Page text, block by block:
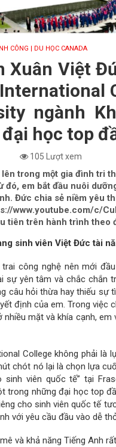
CÔNG | DU HỌC CANADA
Xuân Việt
ngành
học top
105 Lượt xem
lên trong một gia đình tri
đó, em bắt đầu nuôi
Đức chia sẻ niềm yêu
www.youtube.com/c/
tiên trên hành trình theo
sinh viên Việt Đức tài
công nghệ nên mới
sự yên tâm và chắc chắn
câu hỏi thừa hay thiếu sự
định của em. Trong
nhiều mặt và khía cạnh,
College không phải là
chót nó lại là chọn lựa
sinh viên quốc tế” tại
trong những đại học top
cho sinh viên quốc tế
với yêu cầu đầu vào dễ
và khả năng Tiếng Anh